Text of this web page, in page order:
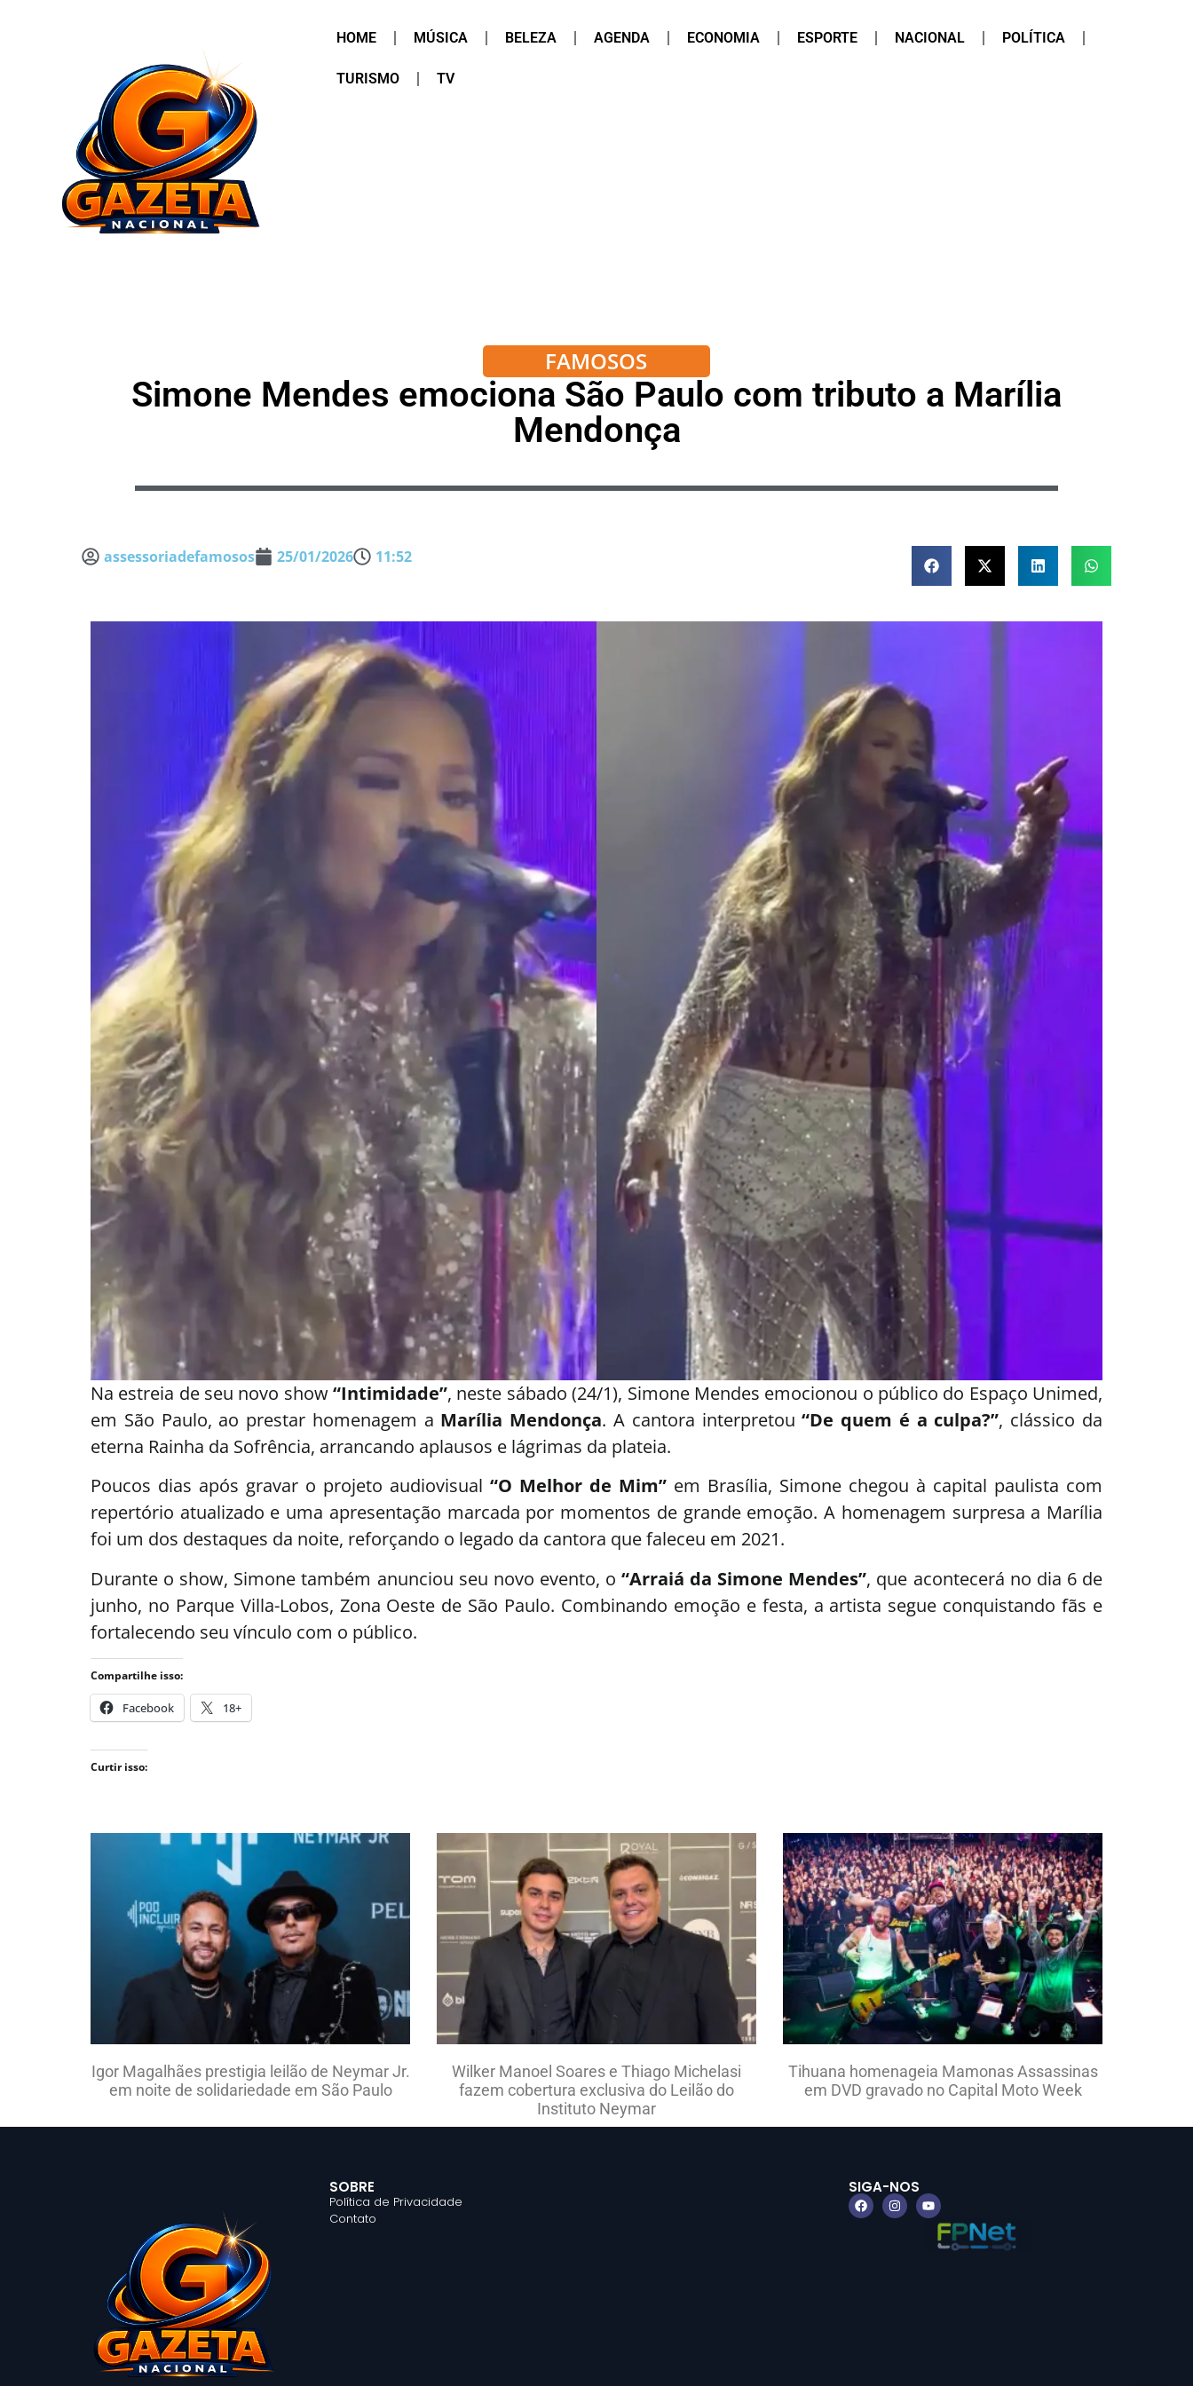
HOME MÚSICA BELEZA AGENDA ECONOMIA ESPORTE NACIONAL POLÍTICA
TURISMO TV
FAMOSOS
Simone Mendes emociona São Paulo com tributo a Marília
Mendonça
assessoriadefamosos 25/01/2026 11:52
Na estreia de seu novo show“Intimidade”, neste sábado (24/1), Simone Mendes emocionou o público do Espaço Unimed,
em São Paulo, ao prestar homenagem a Marília Mendonça. A cantora interpretou“De quem é a culpa?”, clássico da
eterna Rainha da Sofrência, arrancando aplausos e lágrimas da plateia.
Poucos dias após gravar o projeto audiovisual “O Melhor de Mim” em Brasília, Simone chegou à capital paulista com
repertório atualizado e uma apresentação marcada por momentos de grande emoção. A homenagem surpresa a Marília
foi um dos destaques da noite, reforçando o legado da cantora que faleceu em 2021.
Durante o show, Simone também anunciou seu novo evento, o“Arraiá da Simone Mendes”, que acontecerá no dia 6 de
junho, no Parque Villa-Lobos, Zona Oeste de São Paulo. Combinando emoção e festa, a artista segue conquistando fãs e
fortalecendo seu vínculo com o público.
Compartilhe isso:
Facebook 18+
Curtir isso:
Igor Magalhães prestigia leilão de Neymar Jr.
em noite de solidariedade em São Paulo
Wilker Manoel Soares e Thiago Michelasi
fazem cobertura exclusiva do Leilão do
Instituto Neymar
Tihuana homenageia Mamonas Assassinas
em DVD gravado no Capital Moto Week
SOBRE
Política de Privacidade
Contato
SIGA-NOS